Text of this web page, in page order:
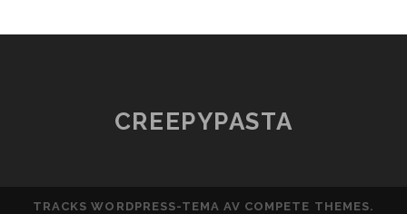
CREEPYPASTA
TRACKS WORDPRESS-TEMA AV COMPETE THEMES.